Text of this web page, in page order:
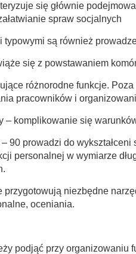
się głównie
spraw socjalnych
typowymi są również
się z powstawaniem
różnorodne funkcje.
pracowników i
– komplikowanie się
90 prowadzi do
personalnej w wymiarze
przygotowują niezbędne
oceniania.
podjąć przy